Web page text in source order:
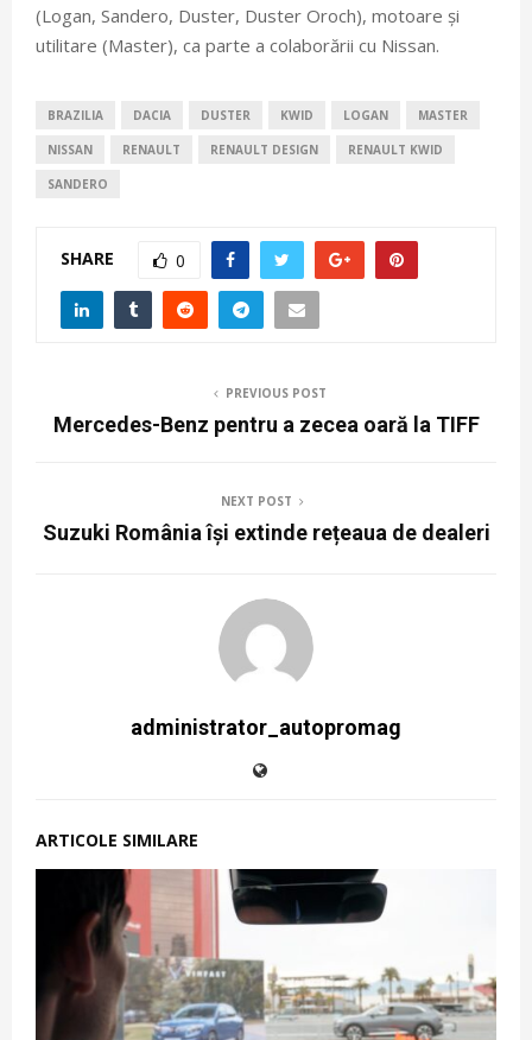
(Logan, Sandero, Duster, Duster Oroch), motoare și
utilitare (Master), ca parte a colaborării cu Nissan.
BRAZILIA DACIA DUSTER KWID LOGAN MASTER
NISSAN RENAULT RENAULT DESIGN RENAULT KWID
SANDERO
SHARE 0
PREVIOUS POST
Mercedes-Benz pentru a zecea oară la TIFF
NEXT POST
Suzuki România își extinde rețeaua de dealeri
administrator_autopromag
ARTICOLE SIMILARE